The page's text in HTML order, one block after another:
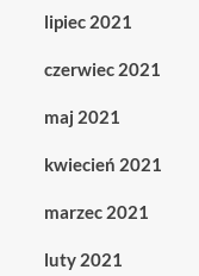
lipiec 2021
czerwiec 2021
maj 2021
kwiecień 2021
marzec 2021
luty 2021